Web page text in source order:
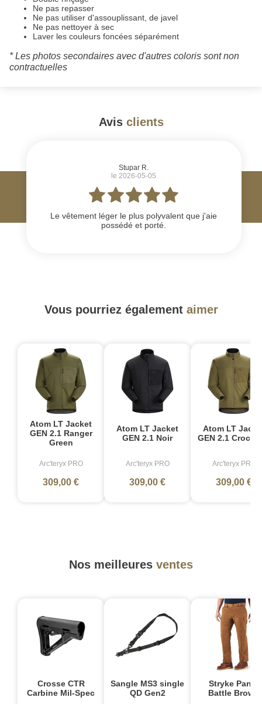
Ne pas repasser
Ne pas utiliser d'assouplissant, de javel
Ne pas nettoyer à sec
Laver les couleurs foncées séparément
* Les photos secondaires avec d'autres coloris sont non
contractuelles
Avis clients
Stupar R.
le 2026-05-05
Le vêtement léger le plus polyvalent que j'aie
possédé et porté.
Vous pourriez également aimer
Atom LT Jacket
GEN 2.1 Ranger
Green
Arc'teryx PRO
309,00 €
Atom LT Jacket
GEN 2.1 Noir
Arc'teryx PRO
309,00 €
Atom LT
GEN 2.1
Arc'teryx PRO
309,00 €
Nos meilleures ventes
Crosse CTR
Carbine Mil-Spec
Sangle MS3 single
QD Gen2
Stryke Pant -
Battle Brown